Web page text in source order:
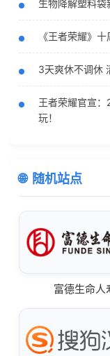
生物降解塑料
《王者荣耀》
3天爽休不调休
王者荣耀官宣
玩！
随机站点
富德生命人